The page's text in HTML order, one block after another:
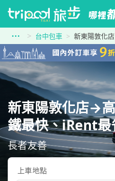
台中包車 新東陽敦化
新東陽敦化店→
鐵最快、iRent最
長者友善
上車地點